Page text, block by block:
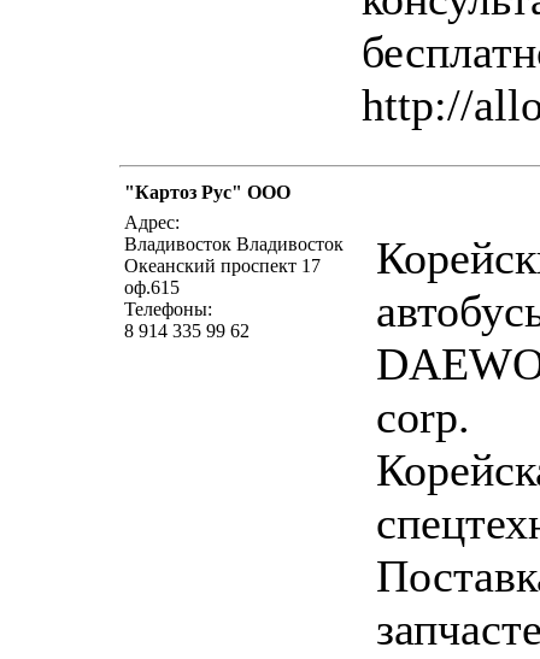
http://
"Картоз Рус" OOO
Адрес:
Владивосток Владивосток
Океанский проспект 17
оф.615
Телефоны:
8 914 335 99 62
corp.